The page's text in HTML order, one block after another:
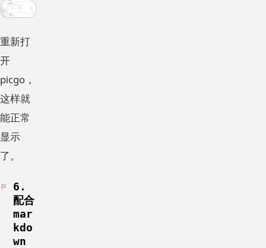
重新打
开
picgo，
这样就
能正常
显示
了。
6.
配合
mar
kdo
wn